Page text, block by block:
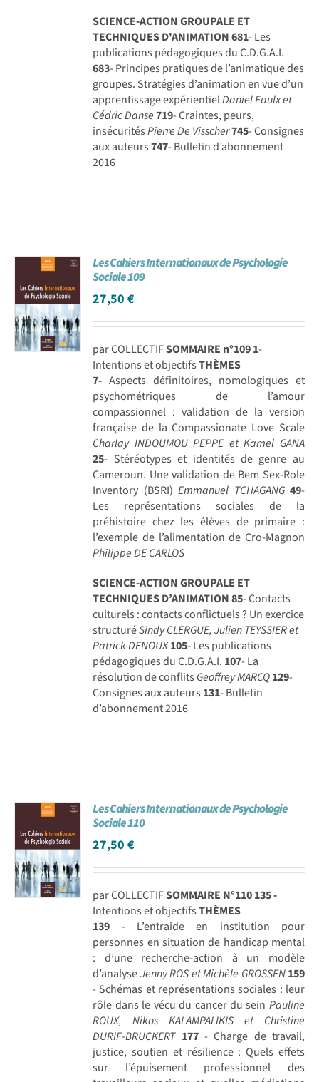
SCIENCE-ACTION GROUPALE ET
TECHNIQUES D'ANIMATION681- Les
publications pédagogiques du C.D.G.A.I.
683- Principes pratiques de l’animatique des
groupes. Stratégies d’animation en vue d’un
apprentissage expérientielDaniel Faulx et
Cédric Danse719- Craintes, peurs,
insécuritésPierre De Visscher745- Consignes
aux auteurs747- Bulletin d’abonnement
2016
Les Cahiers Internationaux de Psychologie
Sociale 109
27,50€
par COLLECTIFSOMMAIRE n°1091-
Intentions et objectifsTHÈMES
7- Aspects définitoires, nomologiques et
psychométriques de l’amour
compassionnel : validation de la version
française de la Compassionate Love Scale
Charlay INDOUMOU PEPPE et Kamel GANA
25- Stéréotypes et identités de genre au
Cameroun. Une validation de Bem Sex-Role
Inventory (BSRI)Emmanuel TCHAGANG 49-
Les représentations sociales de la
préhistoire chez les élèves de primaire :
l’exemple de l’alimentation de Cro-Magnon
Philippe DE CARLOS
SCIENCE-ACTION GROUPALE ET
TECHNIQUES D’ANIMATION85- Contacts
culturels : contacts conflictuels ? Un exercice
structuréSindy CLERGUE, Julien TEYSSIER et
Patrick DENOUX105- Les publications
pédagogiques du C.D.G.A.I. 107- La
résolution de conflits Geoffrey MARCQ129-
Consignes aux auteurs 131- Bulletin
d’abonnement 2016
Les Cahiers Internationaux de Psychologie
Sociale 110
27,50€
par COLLECTIFSOMMAIRE N°110135 -
Intentions et objectifsTHÈMES
139 - L’entraide en institution pour
personnes en situation de handicap mental
: d’une recherche-action à un modèle
d’analyseJenny ROS et Michèle GROSSEN159
- Schémas et représentations sociales : leur
rôle dans le vécu du cancer du sein Pauline
ROUX, Nikos KALAMPALIKIS et Christine
DURIF-BRUCKERT 177- Charge de travail,
justice, soutien et résilience : Quels effets
sur l’épuisement professionnel des